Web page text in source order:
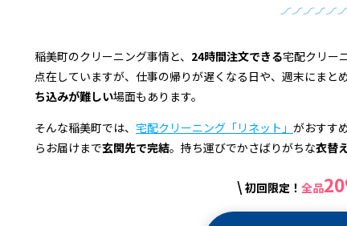
稲美町のクリーニング事情と、 24時間注文できる宅配クリー
点在していますが、仕事の帰りが遅くなる日や、週末にまと
ち込みが難しい場面もあります。
そんな稲美町では、 宅配クリーニング「リネット」 がおすす
らお届けまで玄関先で完結。持ち運びでかさばりがちな衣替
\ 初回限定！ 全品